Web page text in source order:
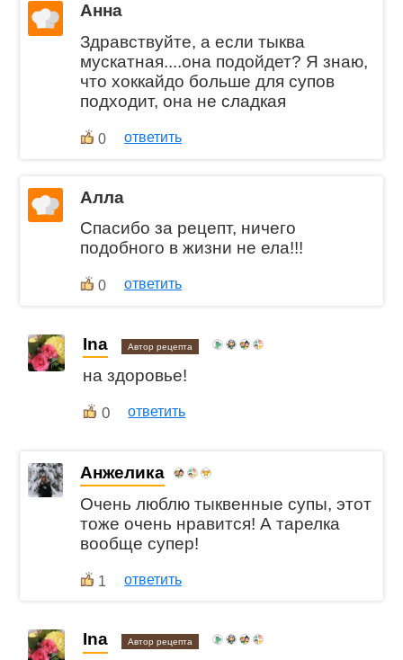
Анна
Здравствуйте, а если тыква
мускатная....она подойдет? Я знаю,
что хоккайдо больше для супов
подходит, она не сладкая
0 ответить
Алла
Спасибо за рецепт, ничего
подобного в жизни не ела!!!
0 ответить
Ina Автор рецепта
на здоровье!
0 ответить
Анжелика
Очень люблю тыквенные супы, этот
тоже очень нравится! А тарелка
вообще супер!
1 ответить
Ina Автор рецепта